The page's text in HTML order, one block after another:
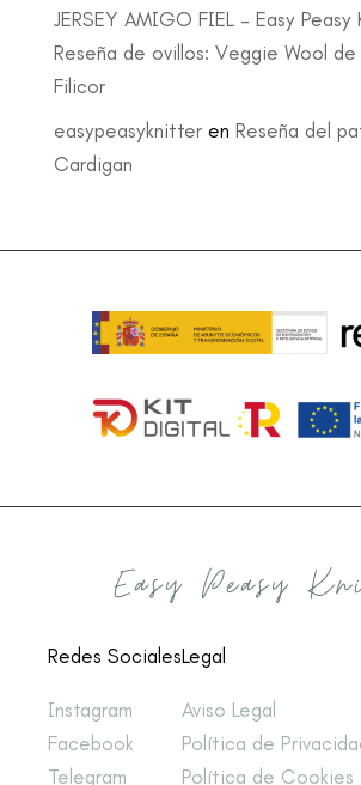
JERSEY AMIGO FIEL – Easy Peasy
Reseña de ovillos: Veggie Wool de
Filicor
easypeasyknitteren Reseña del
Cardigan
Redes Sociales
Instagram
Facebook
Telegram
Legal
Aviso Legal
Política de
Política de Cookies